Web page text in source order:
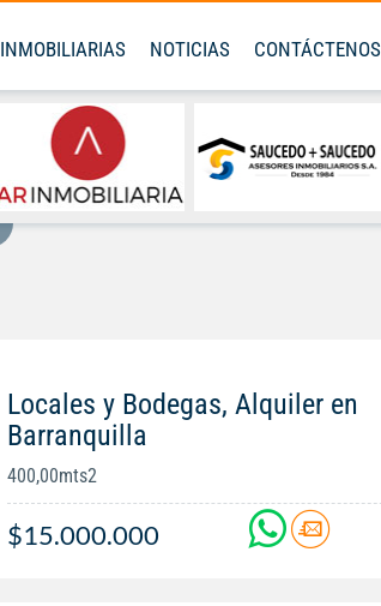
INMOBILIARIAS NOTICIAS CONTÁCTENOS
Locales y Bodegas, Alquiler en
Barranquilla
400,00mts2
$15.000.000